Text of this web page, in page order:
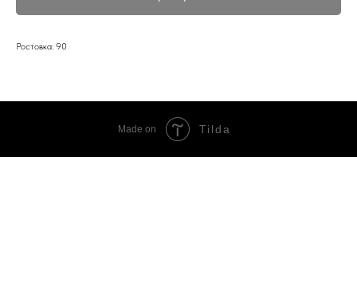
Ростовка: 90
Made on Tilda